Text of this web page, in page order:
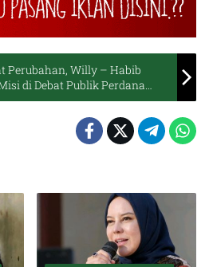
Perubahan, Willy – Habib
di Debat Publik Perdana